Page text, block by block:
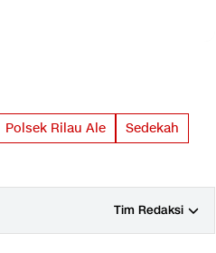
Polsek Rilau Ale
Sedekah
Tim Redaksi